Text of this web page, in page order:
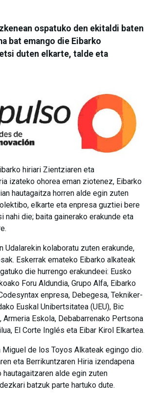
ospatuko den ekitaldi baten
bat emango die Eibarko
duten elkarte, talde eta
hiriari Zientziaren eta
izateko ohorea eman ziotenez, Eibarko
hautagaitza horren alde egin zuten
elkarte eta enpresa guztiei bere
nahi die; baita gainerako erakunde eta
Udalarekin kolaboratu zuten erakunde,
Eskerrak emateko Eibarko alkateak
die hurrengo erakundeei: Eusko
Foru Aldundia, Grupo Alfa, Eibarko
enpresa, Debegesa, Tekniker-
Euskal Unibertsitatea (UEU), Bic
Armeria Eskola, Debabarrenako Pertsona
El Corte Inglés eta Eibar Kirol Elkartea.
Miguel de los Toyos Alkateak egingo dio.
eta Berrikuntzaren Hiria izendapena
alde egin zuten
batzuk parte hartuko dute.